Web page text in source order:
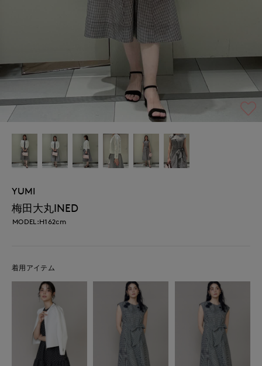
YUMI
梅田大丸INED
MODEL:H162cm
着用アイテム